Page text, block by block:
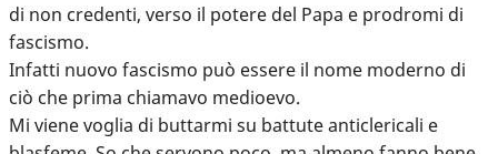
di non credenti, verso il potere del Papa e prodromi di
fascismo.
Infatti nuovo fascismo può essere il nome moderno di
ciò che prima chiamavo medioevo.
Mi viene voglia di buttarmi su battute anticlericali e